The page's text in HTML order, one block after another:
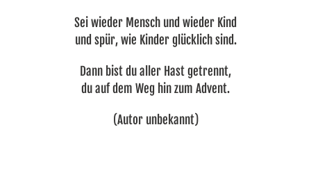
Sei wieder Mensch und wieder Kind
und spür, wie Kinder glücklich sind.
Dann bist du aller Hast getrennt,
du auf dem Weg hin zum Advent.
(Autor unbekannt)